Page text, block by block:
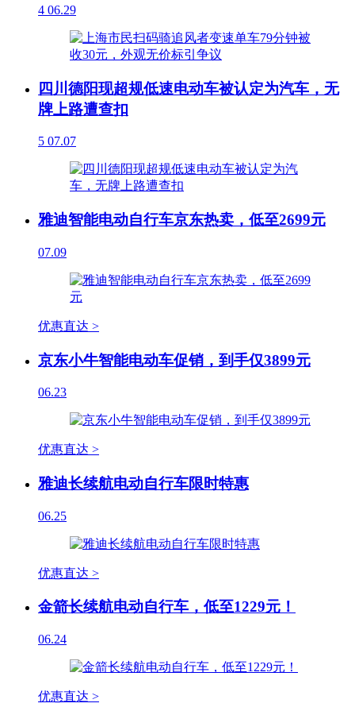
4 06.29
四川德阳现超规低速电动车被认定为汽车，无
牌上路遭查扣
5 07.07
雅迪智能电动自行车京东热卖，低至2699元
07.09
优惠直达 >
京东小牛智能电动车促销，到手仅3899元
06.23
优惠直达 >
雅迪长续航电动自行车限时特惠
06.25
优惠直达 >
金箭长续航电动自行车，低至1229元！
06.24
优惠直达 >